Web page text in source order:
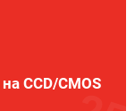
CCD/CMOS